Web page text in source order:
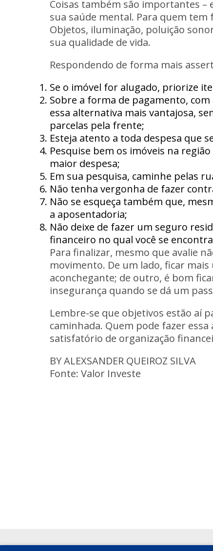
Coisas também são importantes –
sua saúde mental. Para quem
Objetos, iluminação, poluição
sua qualidade de vida.
Respondendo de forma mais
Se o imóvel for alugado, priorize
Sobre a forma de pagamento,
essa alternativa mais vantajosa,
parcelas pela frente;
Esteja atento a toda despesa que
Pesquise bem os imóveis na
maior despesa;
Em sua pesquisa, caminhe pelas
Não tenha vergonha de fazer
Não se esqueça também que,
a aposentadoria;
Não deixe de fazer um seguro
financeiro no qual você se
Para finalizar, mesmo que avalie
movimento. De um lado, ficar
aconchegante; de outro, é bom
insegurança quando se dá um
Lembre-se que objetivos estão aí
caminhada. Quem pode fazer
satisfatório de organização
BY ALEXSANDER QUEIROZ SILVA
Fonte: Valor Investe